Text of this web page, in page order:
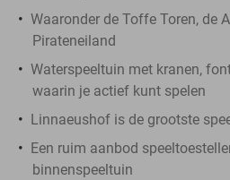
Waaronder de Toffe Toren, de
Pirateneiland
Waterspeeltuin met kranen,
waarin je actief kunt spelen
Linnaeushof is de grootste
Een ruim aanbod
binnenspeeltuin